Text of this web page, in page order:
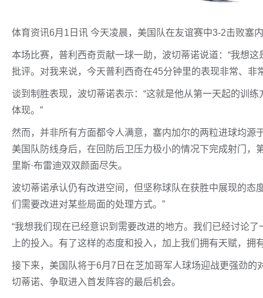
体育资讯6月1日讯 今天凌晨，美国队在友谊赛中3-2击败塞
本场比赛，普利西奇贡献一球一助，波切蒂诺说道：“我想
批评。对我来说，今天普利西奇在45分钟里的表现非常、非
谈到制胜表现，波切蒂诺表示：“这就是他从第一天起的训
体现。”
然而，并非所有方面都令人满意，塞内加尔的两粒进球均源
美国队防线身后，在回防后卫压力极小的情况下完成射门，
里斯·布雷迪双双颜面尽失。
波切蒂诺承认仍有改进空间，但坚称球队在获胜中展现的态
们需要改进对某些局面的处理方式。”
“我想我们现在已经意识到需要改进的地方。我们已经讨论
上的投入。有了这样的态度和投入，加上我们拥有天赋，
接下来，美国队将于6月7日在芝加哥军人球场迎战更强劲
切蒂诺、争取进入首发阵容的最后机会。